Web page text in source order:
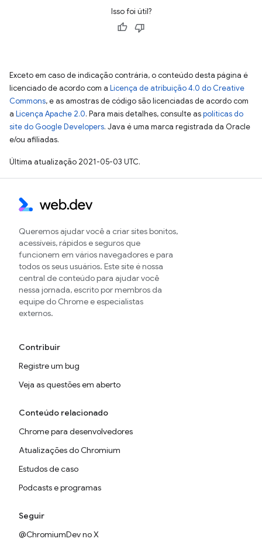
Isso foi útil?
Exceto em caso de indicação contrária, o conteúdo desta página é
licenciado de acordo com a Licença de atribuição 4.0 do Creative
Commons, e as amostras de código são licenciadas de acordo com
a Licença Apache 2.0. Para mais detalhes, consulte aspolíticas do
site do Google Developers. Java é uma marca registrada da Oracle
e/ou afiliadas.
Última atualização 2021-05-03 UTC.
Queremos ajudar você a criar sites bonitos,
acessíveis, rápidos e seguros que
funcionem em vários navegadores e para
todos os seus usuários. Este site é nossa
central de conteúdo para ajudar você
nessa jornada, escrito por membros da
equipe do Chrome e especialistas
externos.
Contribuir
Registre um bug
Veja as questões em aberto
Conteúdo relacionado
Chrome para desenvolvedores
Atualizações do Chromium
Estudos de caso
Podcasts e programas
Seguir
@ChromiumDev no X